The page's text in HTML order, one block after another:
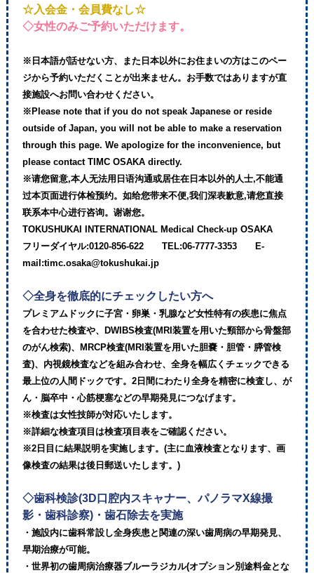
☆入会金・会員費なし☆
◇女性のみご予約いただけます。
※日本語が話せない方、また日本以外にお住まいの方はこのペー
ジから予約いただくことが出来ません。お手数ではありますが直
接施設へお問い合わせください。
※Please note that if you do not speak Japanese or reside
outside of Japan, you will not be able to make a reservation
through this page. We apologize for the inconvenience, but
please contact TIMC OSAKA directly.
※请您留意,本人无法用日语沟通或居住在日本以外的人士,不能通
过本页面进行体检预约。如给您带来不便,我们深表歉意,请您直接
联系本中心进行咨询。谢谢您。
TOKUSHUKAI INTERNATIONAL Medical Check-up OSAKA
フリーダイヤル:0120-856-622 TEL:06-7777-3353 E-
mail:timc.osaka@tokushukai.jp
◇全身を徹底的にチェックしたい方へ
プレミアムドックに子宮・卵巣・乳腺など女性特有の疾患に焦点
を合わせた検査や、DWIBS検査(MRI装置を用いた頸部から骨盤部
のがん検索)、MRCP検査(MRI装置を用いた胆嚢・胆管・膵管検
査)、内視鏡検査などを組み合わせ、全身を幅広くチェックできる
最上位の人間ドックです。2日間にわたり全身を精密に検査し、が
ん・脳卒中・心筋梗塞などの早期発見につなげます。
※検査は女性技師が対応いたします。
※詳細な検査項目は検査項目表をご確認ください。
※2日目に結果説明を実施します。(主に血液検査となります、画
像検査の結果は後日郵送いたします。)
◇歯科検診(3D口腔内スキャナー、パノラマX線撮
影・歯科診察)・歯石除去を実施
・施設内に歯科常設し全身疾患と関連の深い歯周病の早期発見、
早期治療が可能。
・世界初の歯周病治療器ブルーラジカル(オプション別途料金とな